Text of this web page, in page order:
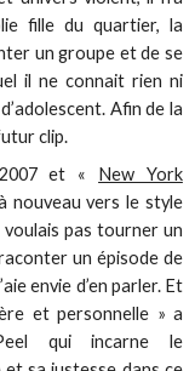
fille du quartier, la
un groupe et de se
il ne connait rien ni
Afin de la
clip.
et « New York
nouveau vers le style
voulais pas tourner un
un épisode de
envie d’en parler. Et
et personnelle » a
qui incarne le